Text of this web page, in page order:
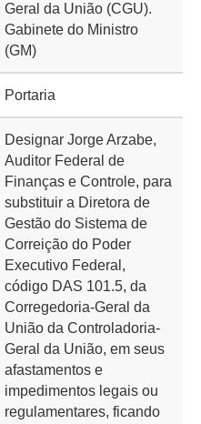
Geral da União (CGU).
Gabinete do Ministro
(GM)
Portaria
Designar Jorge Arzabe,
Auditor Federal de
Finanças e Controle, para
substituir a Diretora de
Gestão do Sistema de
Correição do Poder
Executivo Federal,
código DAS 101.5, da
Corregedoria-Geral da
União da Controladoria-
Geral da União, em seus
afastamentos e
impedimentos legais ou
regulamentares, ficando